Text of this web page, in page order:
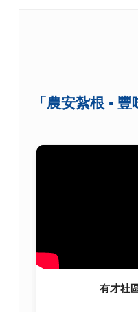
「農安紮根 ▪
有才社